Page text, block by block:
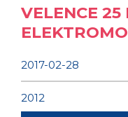
VELENCE 25
2017-02-28
2012